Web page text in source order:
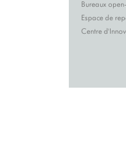
Bureaux
Espace de
Centre